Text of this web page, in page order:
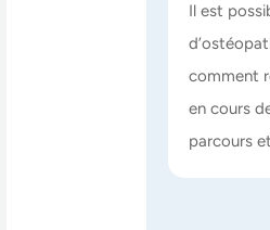
Il est
comment
en cours
parcours